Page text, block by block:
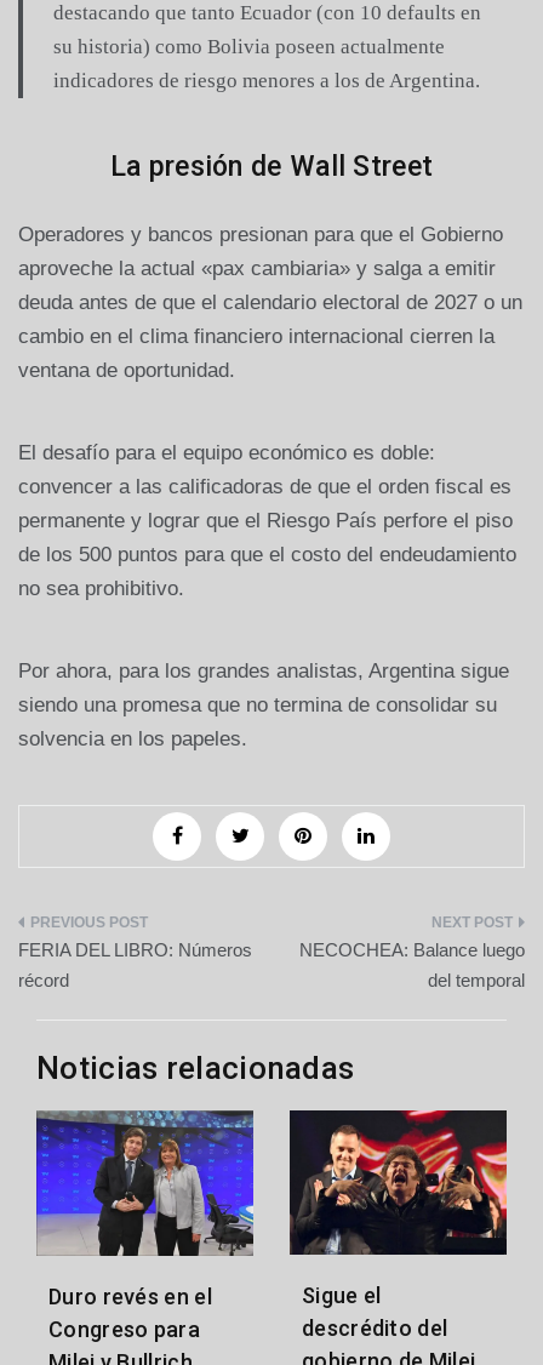
destacando que tanto Ecuador (con 10 defaults en
su historia) como Bolivia poseen actualmente
indicadores de riesgo menores a los de Argentina.
La presión de Wall Street
Operadores y bancos presionan para que el Gobierno
aproveche la actual «pax cambiaria» y salga a emitir
deuda antes de que el calendario electoral de 2027 o un
cambio en el clima financiero internacional cierren la
ventana de oportunidad.
El desafío para el equipo económico es doble:
convencer a las calificadoras de que el orden fiscal es
permanente y lograr que el Riesgo País perfore el piso
de los 500 puntos para que el costo del endeudamiento
no sea prohibitivo.
Por ahora, para los grandes analistas, Argentina sigue
siendo una promesa que no termina de consolidar su
solvencia en los papeles.
Navegación
de
entradas
FERIA DEL LIBRO: Números
récord
NECOCHEA: Balance luego
del temporal
Noticias relacionadas
Duro revés en el
Congreso para
Sigue el
descrédito del